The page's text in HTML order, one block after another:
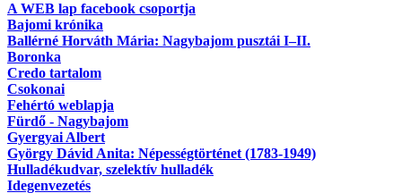
A WEB lap facebook csoportja
Bajomi krónika
Ballérné Horváth Mária: Nagybajom pusztái I–II.
Boronka
Credo tartalom
Csokonai
Fehértó weblapja
Fürdő - Nagybajom
Gyergyai Albert
György Dávid Anita: Népességtörténet (1783-1949)
Hulladékudvar, szelektív hulladék
Idegenvezetés